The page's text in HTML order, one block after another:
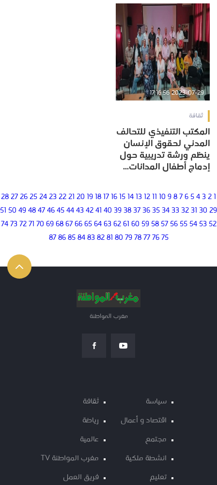
2023-07-29 17:16:56
ثقافة
المكتب التنفيذي للتحالف
المدني لحقوق الإنسان
ينظم ورشة تدريبية حول
إدماج أطفال المدانات...
1
2
3
4
5
6
7
8
9
10
11
12
13
14
15
16
17
18
19
20
21
22
23
24
25
26
27
28
29
30
31
32
33
34
35
36
37
38
39
40
41
42
43
44
45
46
47
48
49
50
51
52
53
54
55
56
57
58
59
60
61
62
63
64
65
66
67
68
69
70
71
72
73
74
75
76
77
78
79
80
81
82
83
84
85
86
87
مغرب المواطنة
سياسة
اقتصاد و أعمال
مجتمع
انشطة ملكية
تعليم
ثقافة
رياضة
عالمية
مغرب المواطنة TV
فريق العمل